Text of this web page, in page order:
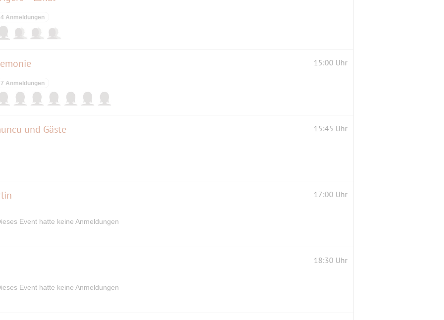
4 Anmeldungen
15:00 Uhr
7 Anmeldungen
und Gäste 15:45 Uhr
17:00 Uhr
Event hatte keine Anmeldungen
18:30 Uhr
Event hatte keine Anmeldungen